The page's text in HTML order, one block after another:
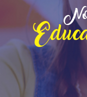
COLÉGIO
NÍVEIS DE ENSINO